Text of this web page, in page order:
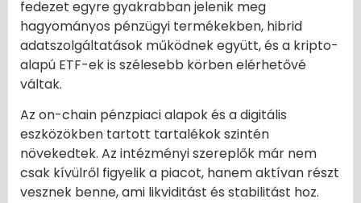
fedezet egyre gyakrabban jelenik meg
hagyományos pénzügyi termékekben, hibrid
adatszolgáltatások működnek együtt, és a kripto-
alapú ETF-ek is szélesebb körben elérhetővé
váltak.
Az on-chain pénzpiaci alapok és a digitális
eszközökben tartott tartalékok szintén
növekedtek. Az intézményi szereplők már nem
csak kívülről figyelik a piacot, hanem aktívan részt
vesznek benne, ami likviditást és stabilitást hoz.